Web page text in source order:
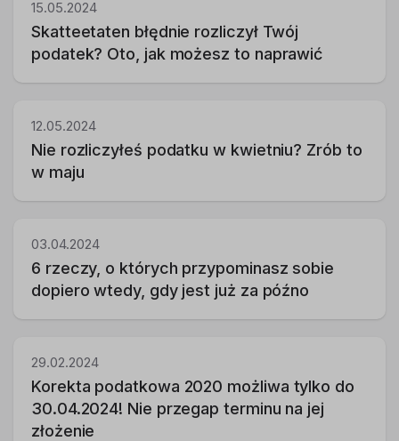
15.05.2024
Skatteetaten błędnie rozliczył Twój
podatek? Oto, jak możesz to naprawić
12.05.2024
Nie rozliczyłeś podatku w kwietniu? Zrób to
w maju
03.04.2024
6 rzeczy, o których przypominasz sobie
dopiero wtedy, gdy jest już za późno
29.02.2024
Korekta podatkowa 2020 możliwa tylko do
30.04.2024! Nie przegap terminu na jej
złożenie